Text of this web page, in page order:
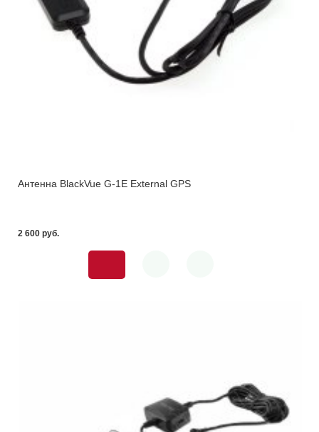
Антенна BlackVue G-1E External GPS
2 600 pуб.